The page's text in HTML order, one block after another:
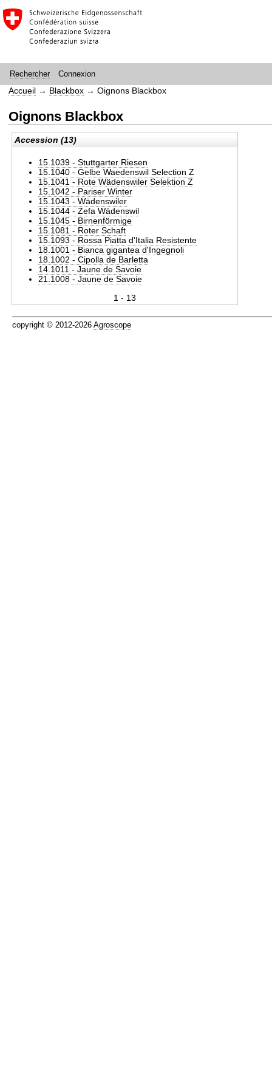
Rechercher Connexion
Accueil → Blackbox →Oignons Blackbox
Oignons Blackbox
Accession (13)
15.1039 - Stuttgarter Riesen
15.1040 - Gelbe Waedenswil Selection Z
15.1041 - Rote Wädenswiler Selektion Z
15.1042 - Pariser Winter
15.1043 - Wädenswiler
15.1044 - Zefa Wädenswil
15.1045 - Birnenförmige
15.1081 - Roter Schaft
15.1093 - Rossa Piatta d'Italia Resistente
18.1001 - Bianca gigantea d'Ingegnoli
18.1002 - Cipolla de Barletta
14.1011 - Jaune de Savoie
21.1008 - Jaune de Savoie
1 - 13
copyright © 2012-2026 Agroscope